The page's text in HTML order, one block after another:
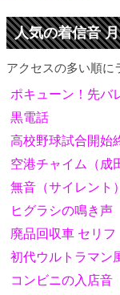
人気の着信音
アクセスの多い順に
ポキューン！先バ
黒電話
高校野球試合開始
空港チャイム（成
無音（サイレント）
ヒグラシの鳴き声
廃品回収車 セリフ
初代ウルトラマン
コンビニの入店音